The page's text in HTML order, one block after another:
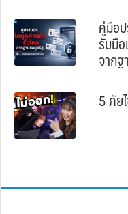
คู่มือ
รับมื
จาก
5 ภัย